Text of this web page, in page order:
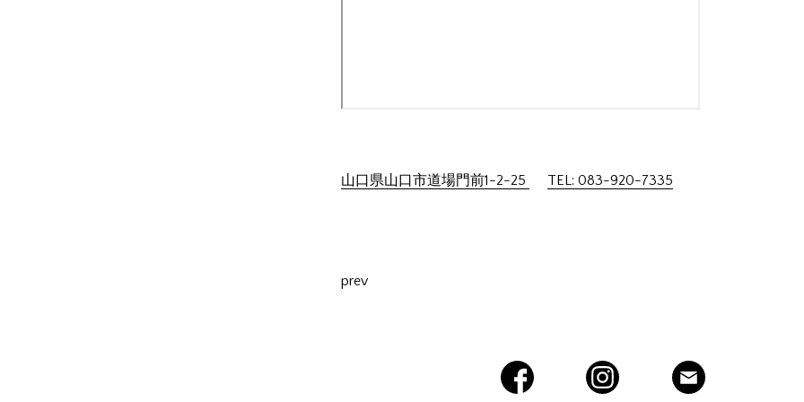
山口県山口市道場門前1-2-25 TEL: 083-920-7335
prev